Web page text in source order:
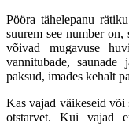
Pööra tähelepanu
suurem see number
võivad mugavuse
vannitubade, saunade
paksud, imades kehalt
Kas vajad väikeseid
otstarvet. Kui vajad